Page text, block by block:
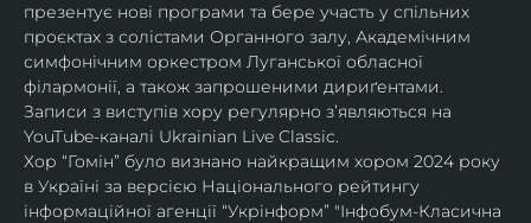
презентує нові програми та бере участь у спільних
проєктах з солістами Органного залу, Академічним
симфонічним оркестром Луганської обласної
філармонії, а також запрошеними дириґентами.
Записи з виступів хору регулярно зʼявляються на
YouTube-каналі Ukrainian Live Classic.
Хор “Гомін” було визнано найкращим хором 2024 року
в Україні за версією Національного рейтингу
інформаційної агенції “Укрінформ” "Інфобум-Класична